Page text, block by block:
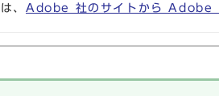
、 Adobe 社のサイトから Adobe